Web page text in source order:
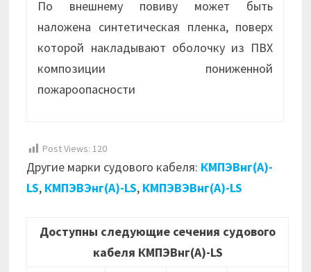
По внешнему повиву может быть
наложена синтетическая пленка, поверх
которой накладывают оболочку из ПВХ
композиции пониженной
пожароопасности
Post Views: 120
Другие марки судового кабеля: КМПЭВнг(А)-
LS, КМПЭВЭнг(А)-LS, КМПЭВЭВнг(А)-LS
Доступны следующие сечения судового
кабеля КМПЭВнг(А)-LS